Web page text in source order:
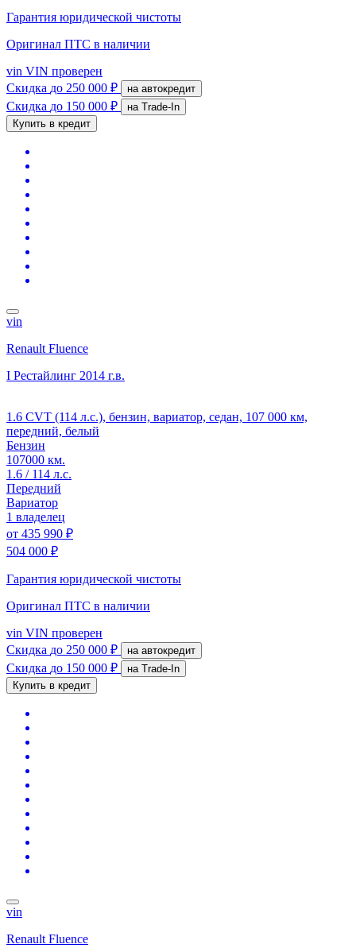
Гарантия юридической чистоты
Оригинал ПТС в наличии
vin VIN проверен
Скидка до 250 000 ₽ на автокредит
Скидка до 150 000 ₽
на Trade-In
Купить в кредит
vin
Renault Fluence
I Рестайлинг 2014 г.в.
1.6 CVT (114 л.с.), бензин, вариатор, седан, 107 000 км,
передний, белый
Бензин
107000 км.
1.6 / 114 л.с.
Передний
Вариатор
1 владелец
от 435 990 ₽
504 000 ₽
Гарантия юридической чистоты
Оригинал ПТС в наличии
vin VIN проверен
Скидка до 250 000 ₽ на автокредит
Скидка до 150 000 ₽
на Trade-In
Купить в кредит
vin
Renault Fluence